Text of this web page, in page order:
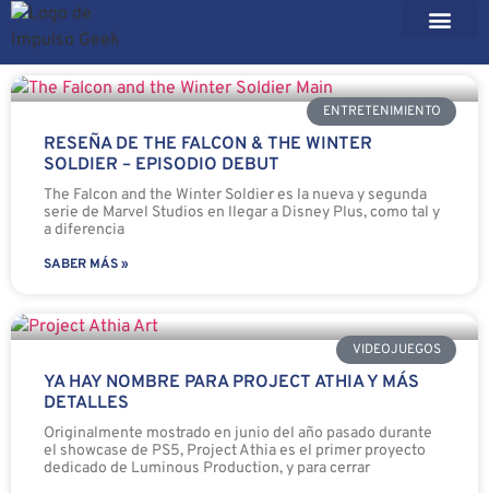
ENTRETENIMIENTO
RESEÑA DE THE FALCON & THE WINTER
SOLDIER – EPISODIO DEBUT
The Falcon and the Winter Soldier es la nueva y segunda
serie de Marvel Studios en llegar a Disney Plus, como tal y
a diferencia
SABER MÁS »
VIDEOJUEGOS
YA HAY NOMBRE PARA PROJECT ATHIA Y MÁS
DETALLES
Originalmente mostrado en junio del año pasado durante
el showcase de PS5, Project Athia es el primer proyecto
dedicado de Luminous Production, y para cerrar